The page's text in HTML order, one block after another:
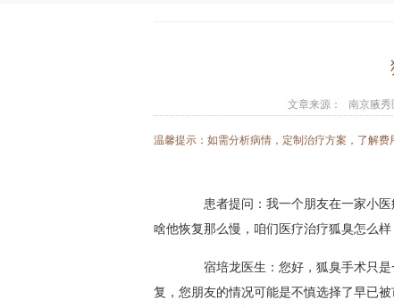
文章来源： 南京腋秀
温馨提示：如需分析病情，定制治疗方案，了解费
患者提问：我一个朋友在一家小医
啥他恢复那么慢，咱们医疗治疗狐臭怎么样
宿培龙医生：您好，狐臭手术只是
复，您朋友的情况可能是不慎选择了早已